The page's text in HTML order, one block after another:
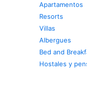
Apartamentos
Resorts
Villas
Albergues
Bed and
Hostales y